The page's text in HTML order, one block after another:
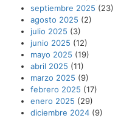
septiembre 2025 (23)
agosto 2025 (2)
julio 2025 (3)
junio 2025 (12)
mayo 2025 (19)
abril 2025 (11)
marzo 2025 (9)
febrero 2025 (17)
enero 2025 (29)
diciembre 2024 (9)